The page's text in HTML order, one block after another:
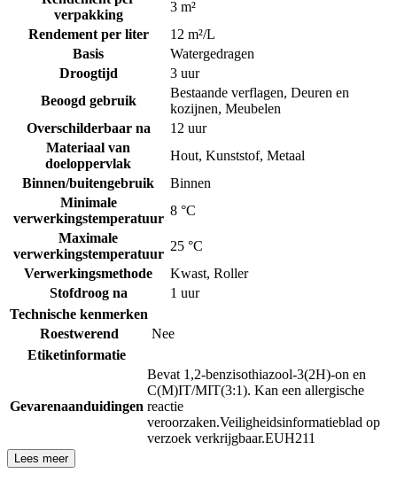
verpakking
3 m²
Rendement per liter
12 m²/L
Basis
Watergedragen
Droogtijd
3 uur
Beoogd gebruik
Bestaande verflagen, Deuren en
kozijnen, Meubelen
Overschilderbaar na
12 uur
Materiaal van
doeloppervlak
Hout, Kunststof, Metaal
Binnen/buitengebruik
Binnen
Minimale
verwerkingstemperatuur
8 °C
Maximale
verwerkingstemperatuur
25 °C
Verwerkingsmethode
Kwast, Roller
Stofdroog na
1 uur
Technische kenmerken
Roestwerend
Nee
Etiketinformatie
Gevarenaanduidingen
Bevat 1,2-benzisothiazool-3(2H)-on en
C(M)IT/MIT(3:1). Kan een allergische
reactie
veroorzaken.Veiligheidsinformatieblad op
verzoek verkrijgbaar.EUH211
Lees meer